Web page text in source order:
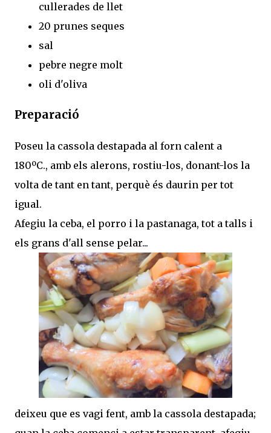
cullerades de llet
20 prunes seques
sal
pebre negre molt
oli d'oliva
Preparació
Poseu la cassola destapada al forn calent a
180ºC., amb els alerons, rostiu-los, donant-los la
volta de tant en tant, perquè és daurin per tot
igual.
Afegiu la ceba, el porro i la pastanaga, tot a talls i
els grans d'all sense pelar...
deixeu que es vagi fent, amb la cassola destapada;